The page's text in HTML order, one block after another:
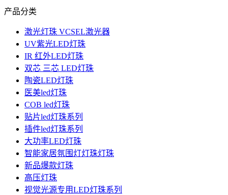
产品分类
激光灯珠 VCSEL激光器
UV紫光LED灯珠
IR 红外LED灯珠
双芯 三芯 LED灯珠
陶瓷LED灯珠
医美led灯珠
COB led灯珠
贴片led灯珠系列
插件led灯珠系列
大功率LED灯珠
智能家居氛围灯灯珠灯珠
新品爆款灯珠
高压灯珠
视觉光源专用LED灯珠系列